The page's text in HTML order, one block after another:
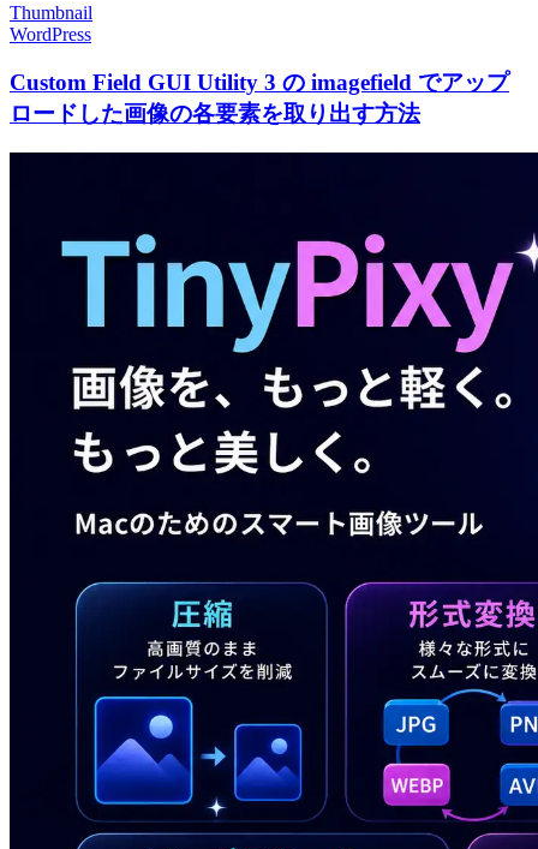
Thumbnail
WordPress
Custom Field GUI Utility 3 の imagefield でアップ
ロードした画像の各要素を取り出す方法